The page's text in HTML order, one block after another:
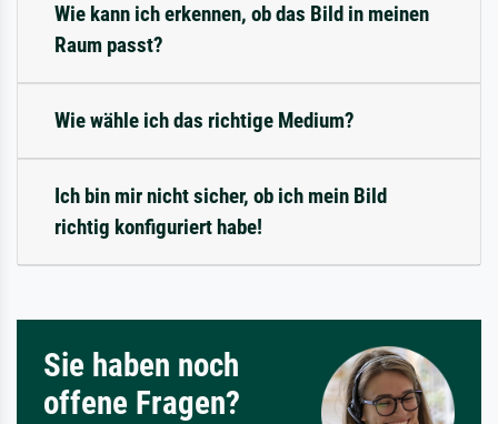
Wie kann ich erkennen, ob das Bild in meinen
Raum passt?
Wie wähle ich das richtige Medium?
Ich bin mir nicht sicher, ob ich mein Bild
richtig konfiguriert habe!
Sie haben noch
offene Fragen?